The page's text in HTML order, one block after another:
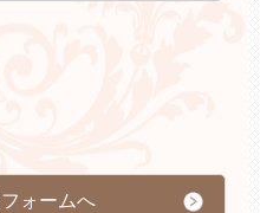
ォームへ